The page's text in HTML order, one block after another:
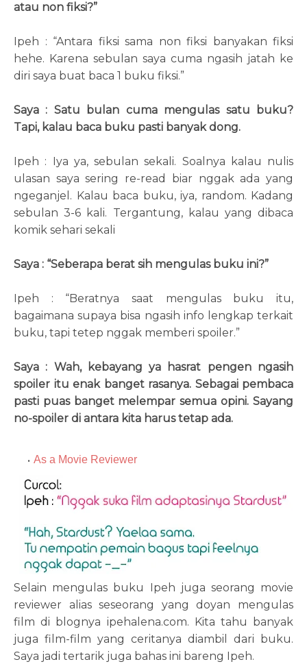
atau non fiksi?”
Ipeh : “Antara fiksi sama non fiksi banyakan fiksi
hehe. Karena sebulan saya cuma ngasih jatah ke
diri saya buat baca 1 buku fiksi.”
Saya : Satu bulan cuma mengulas satu buku?
Tapi, kalau baca buku pasti banyak dong.
Ipeh : Iya ya, sebulan sekali. Soalnya kalau nulis
ulasan saya sering re-read biar nggak ada yang
ngeganjel. Kalau baca buku, iya, random. Kadang
sebulan 3-6 kali. Tergantung, kalau yang dibaca
komik sehari sekali
Saya : “Seberapa berat sih mengulas buku ini?”
Ipeh : “Beratnya saat mengulas buku itu,
bagaimana supaya bisa ngasih info lengkap terkait
buku, tapi tetep nggak memberi spoiler.”
Saya : Wah, kebayang ya hasrat pengen ngasih
spoiler itu enak banget rasanya. Sebagai pembaca
pasti puas banget melempar semua opini. Sayang
no-spoiler di antara kita harus tetap ada.
As a Movie Reviewer
Selain mengulas buku Ipeh juga seorang movie
reviewer alias seseorang yang doyan mengulas
film di blognya ipehalena.com. Kita tahu banyak
juga film-film yang ceritanya diambil dari buku.
Saya jadi tertarik juga bahas ini bareng Ipeh.